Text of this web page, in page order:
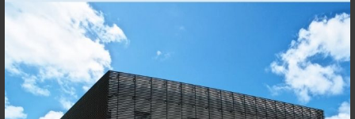
TOYOTA AN THÀNH
FUKUSHIM
TOYOTA AN THANH
TOYOTA AVANZA
TOYOTA AVANZA 2024
TOYOTA BINH CHANH
TOYOTA CHÍNH HÃNG